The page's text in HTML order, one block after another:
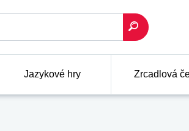
Jazykové hry Zrcadlová